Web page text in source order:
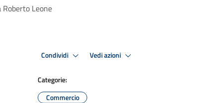
Leone
Condividi Vedi azioni
Categorie:
Commercio